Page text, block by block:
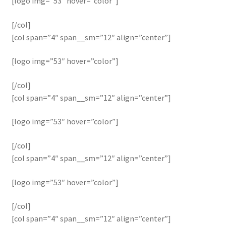
[/col]
[col span=”4″ span__sm=”12″ align=”center”]
[logo img=”53″ hover=”color”]
[/col]
[col span=”4″ span__sm=”12″ align=”center”]
[logo img=”53″ hover=”color”]
[/col]
[col span=”4″ span__sm=”12″ align=”center”]
[logo img=”53″ hover=”color”]
[/col]
[col span=”4″ span__sm=”12″ align=”center”]